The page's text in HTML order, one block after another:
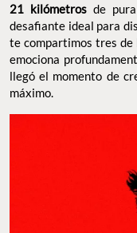
21 kilómetrosde pura
desafiante ideal para
te compartimos tres de
emociona
llegó el momento de
máximo.